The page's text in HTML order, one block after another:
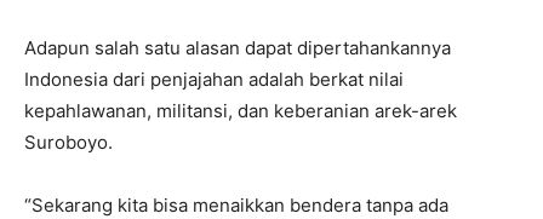
Adapun salah satu alasan dapat dipertahankannya
Indonesia dari penjajahan adalah berkat nilai
kepahlawanan, militansi, dan keberanian arek-arek
Suroboyo.
“Sekarang kita bisa menaikkan bendera tanpa ada